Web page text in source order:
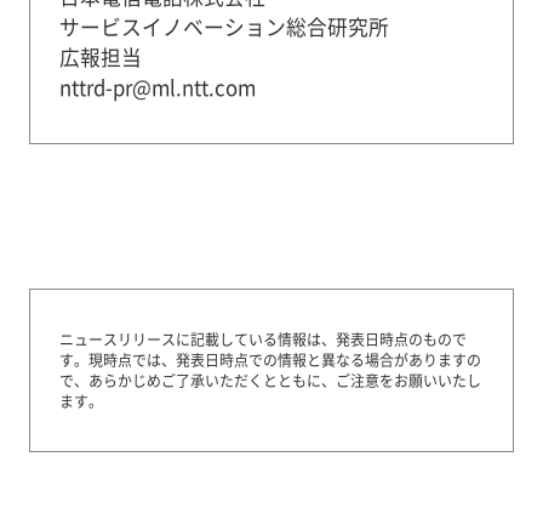
サービスイノベーション総合研究所
広報担当
nttrd-pr@ml.ntt.com
ニュースリリースに記載している情報は、発表日時点のもので
す。 現時点では、発表日時点での情報と異なる場合がありますの
で、あらかじめご了承いただくとともに、ご注意をお願いいたし
ます。